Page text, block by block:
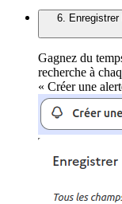
6.
Gagnez du
recherche à
« Créer une